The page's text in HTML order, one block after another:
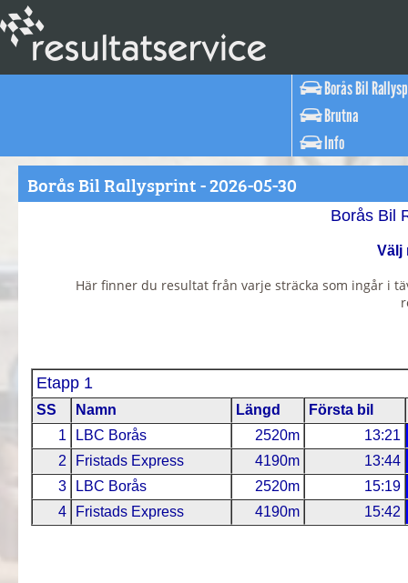
Borås Bil
Brutna
Info
Borås Bil Rallysprint - 2026-05-30
Borås Bil
Välj
Här finner du resultat från varje sträcka som ingår i
Etapp 1
SS Namn Längd
Första bil
1
LBC Borås 2520m
13:21
2
Fristads Express 4190m
13:44
3
LBC Borås 2520m
15:19
4
Fristads Express 4190m 15:42